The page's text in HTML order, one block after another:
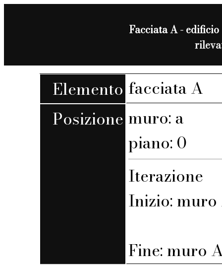
Facciata A -
Elemento facciata A
Posizione muro: a
piano: 0
Iterazione
Inizio: muro
Fine: muro